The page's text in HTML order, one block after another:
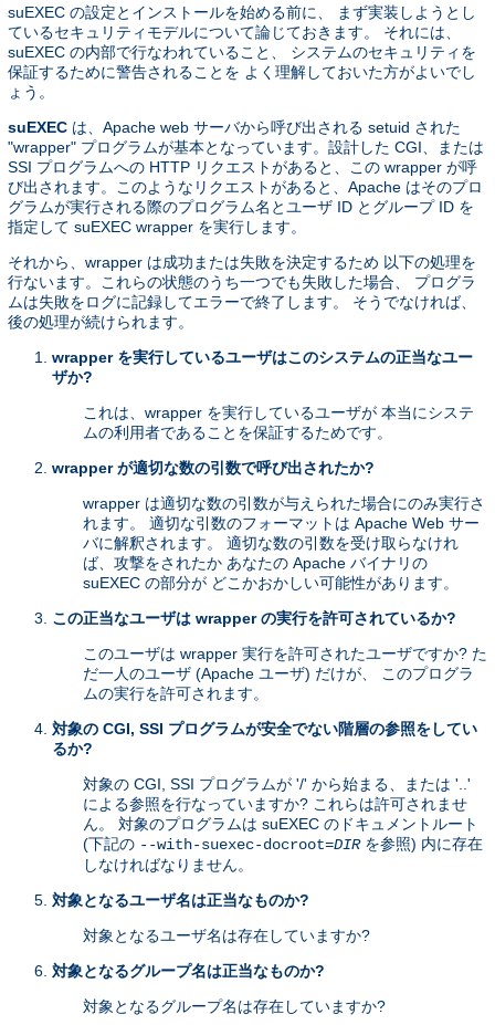
suEXEC の設定とインストールを始める前に、 まず実装しようとし
ているセキュリティモデルについて論じておきます。 それには、
suEXEC の内部で行なわれていること、 システムのセキュリティを
保証するために警告されることを よく理解しておいた方がよいでし
ょう。
suEXEC は、Apache web サーバから呼び出される setuid された
"wrapper" プログラムが基本となっています。設計した CGI、または
SSI プログラムへの HTTP リクエストがあると、この wrapper が呼
び出されます。このようなリクエストがあると、Apache はそのプロ
グラムが実行される際のプログラム名とユーザ ID とグループ ID を
指定して suEXEC wrapper を実行します。
それから、wrapper は成功または失敗を決定するため 以下の処理を
行ないます。これらの状態のうち一つでも失敗した場合、 プログラ
ムは失敗をログに記録してエラーで終了します。 そうでなければ、
後の処理が続けられます。
wrapper を実行しているユーザはこのシステムの正当なユー
ザか?
これは、wrapper を実行しているユーザが 本当にシステ
ムの利用者であることを保証するためです。
wrapper が適切な数の引数で呼び出されたか?
wrapper は適切な数の引数が与えられた場合にのみ実行さ
れます。 適切な引数のフォーマットは Apache Web サー
バに解釈されます。 適切な数の引数を受け取らなけれ
ば、攻撃をされたか あなたの Apache バイナリの
suEXEC の部分が どこかおかしい可能性があります。
この正当なユーザは wrapper の実行を許可されているか?
このユーザは wrapper 実行を許可されたユーザですか? た
だ一人のユーザ (Apache ユーザ) だけが、 このプログラ
ムの実行を許可されます。
対象の CGI, SSI プログラムが安全でない階層の参照をしてい
るか?
対象の CGI, SSI プログラムが '/' から始まる、または '..'
による参照を行なっていますか? これらは許可されませ
ん。 対象のプログラムは suEXEC のドキュメントルート
(下記の --with-suexec-docroot=DIRを参照) 内に存在
しなければなりません。
対象となるユーザ名は正当なものか?
対象となるユーザ名は存在していますか?
対象となるグループ名は正当なものか?
対象となるグループ名は存在していますか?